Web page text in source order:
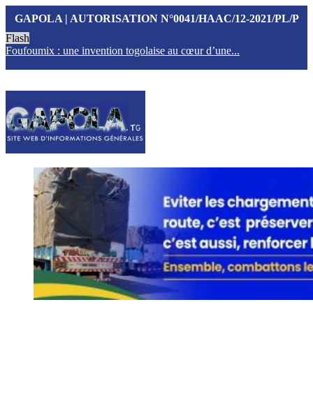
GAPOLA | AUTORISATION N°0041/HAAC/12-2021/PL/P
Flash
Foufoumix : une invention togolaise au cœur d’une...